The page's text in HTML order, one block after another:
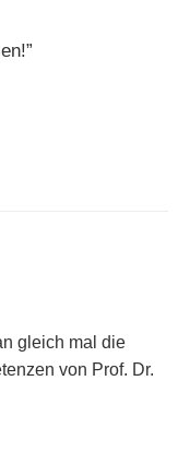
gleich mal die
von Prof. Dr.